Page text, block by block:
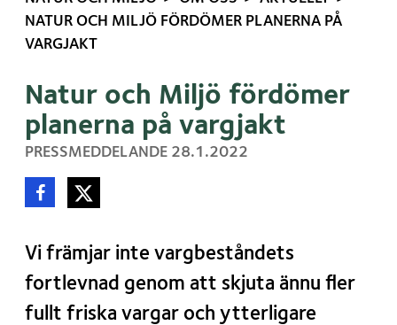
NATUR OCH MILJÖ FÖRDÖMER PLANERNA PÅ
VARGJAKT
Natur och Miljö fördömer
planerna på vargjakt
PRESSMEDDELANDE , PUBLICERAT:
28.1.2022
Dela denna sida
Dela på Facebook
Dela på Twitter
Vi främjar inte vargbeståndets
fortlevnad genom att skjuta ännu fler
fullt friska vargar och ytterligare